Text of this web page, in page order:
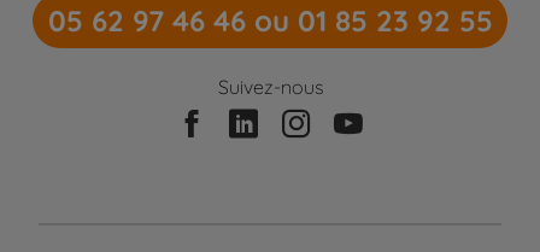
05 62 97 46 46 ou 01 85 23 92 55
Suivez-nous